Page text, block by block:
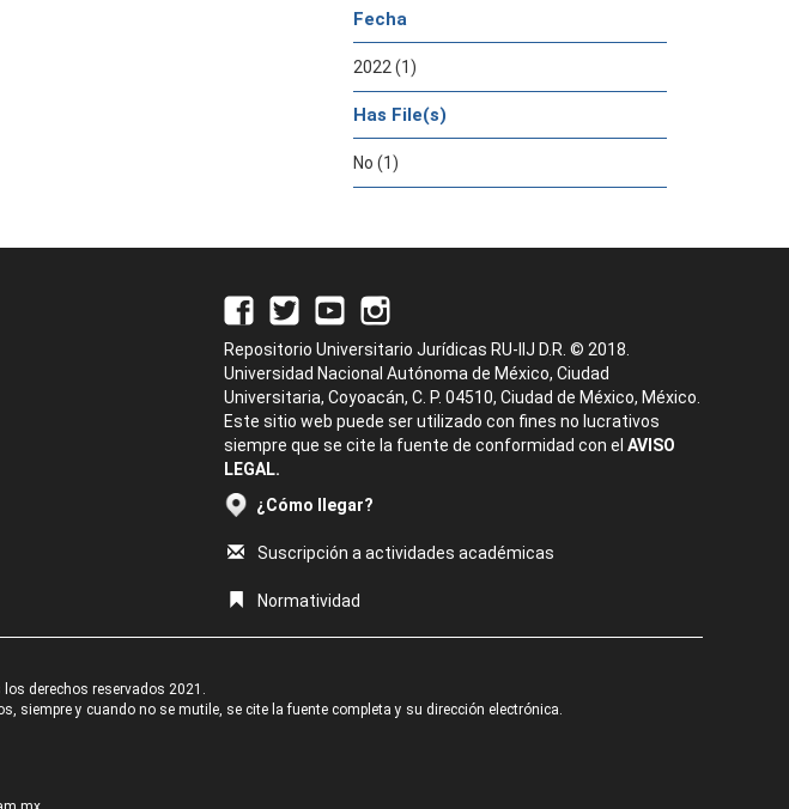
Fecha
2022 (1)
Has File(s)
No (1)
Repositorio Universitario Jurídicas RU-IIJ D.R. © 2018.
Universidad Nacional Autónoma de México, Ciudad
Universitaria, Coyoacán, C. P. 04510, Ciudad de México, México.
Este sitio web puede ser utilizado con fines no lucrativos
siempre que se cite la fuente de conformidad con el AVISO
LEGAL.
¿Cómo llegar?
Suscripción a actividades académicas
Normatividad
los derechos reservados 2021.
siempre y cuando no se mutile, se cite la fuente completa y su dirección electrónica.